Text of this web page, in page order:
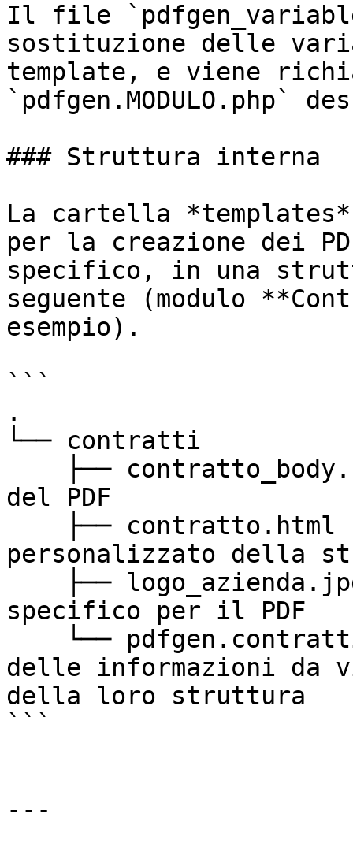
Il file
sostituzione delle
template, e viene
`pdfgen.MODULO.php`
### Struttura interna
La cartella
per la creazione dei
specifico, in una
seguente (modulo
esempio).
```
.
└── contratti
del PDF
personalizzato della
specifico per il PDF
delle informazioni da
della loro struttura
```
---